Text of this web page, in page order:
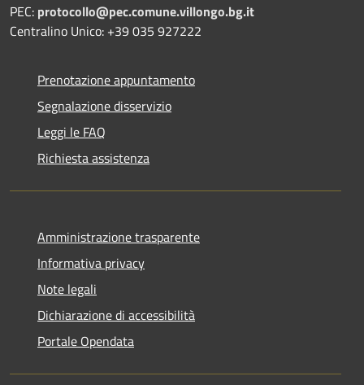
PEC: protocollo@pec.comune.villongo.bg.it
Centralino Unico: +39 035 927222
Prenotazione appuntamento
Segnalazione disservizio
Leggi le FAQ
Richiesta assistenza
Amministrazione trasparente
Informativa privacy
Note legali
Dichiarazione di accessibilità
Portale Opendata